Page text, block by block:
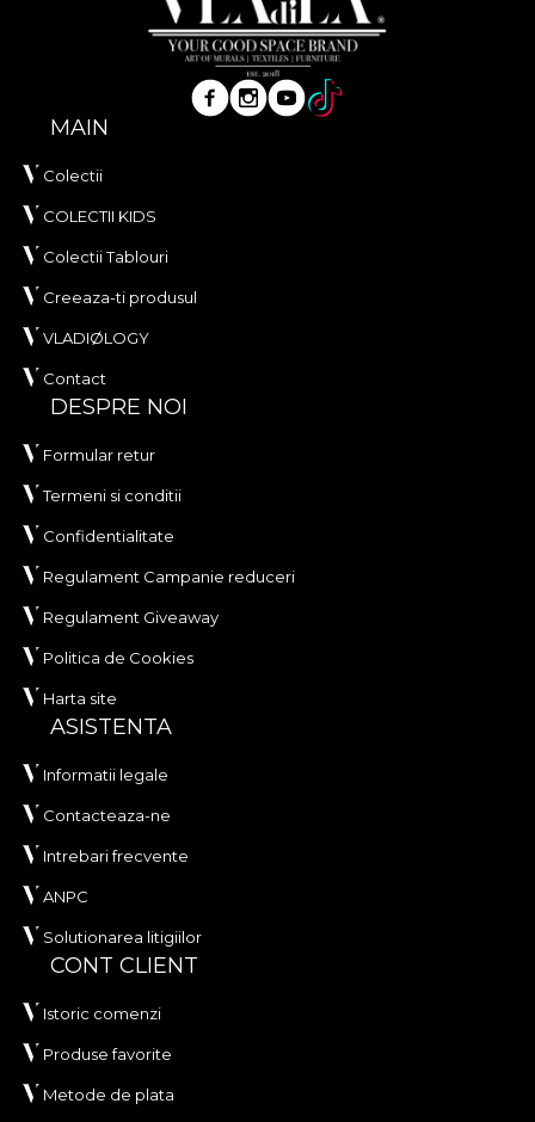
MAIN
Colectii
COLECTII KIDS
Colectii Tablouri
Creeaza-ti produsul
VLADIØLOGY
Contact
DESPRE NOI
Formular retur
Termeni si conditii
Confidentialitate
Regulament Campanie reduceri
Regulament Giveaway
Politica de Cookies
Harta site
ASISTENTA
Informatii legale
Contacteaza-ne
Intrebari frecvente
ANPC
Solutionarea litigiilor
CONT CLIENT
Istoric comenzi
Produse favorite
Metode de plata